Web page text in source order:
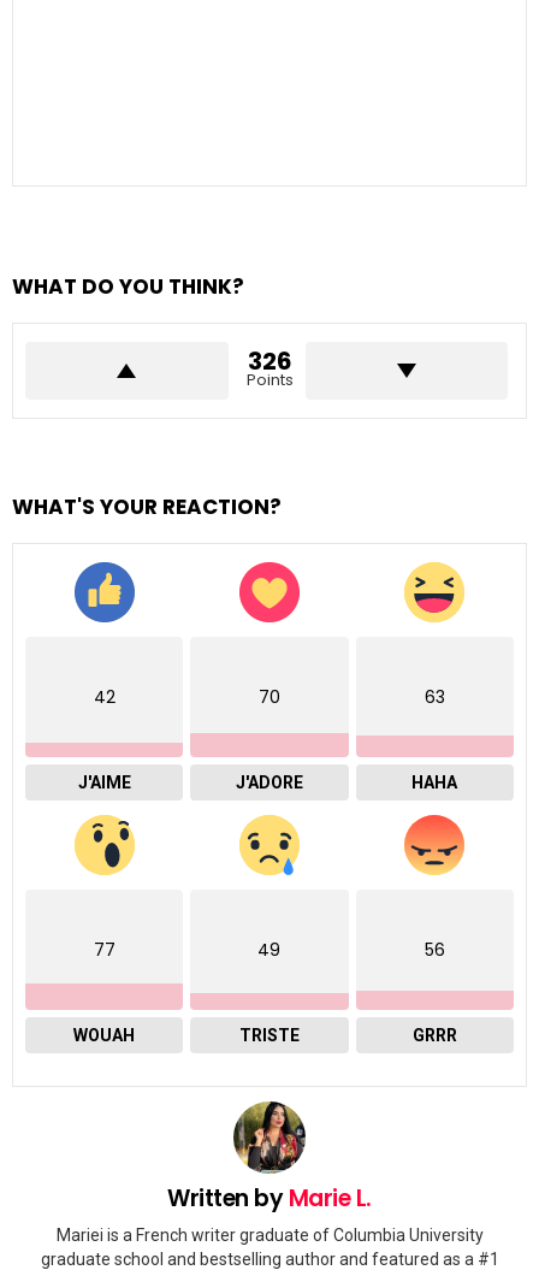
WHAT DO YOU THINK?
326
Points
WHAT'S YOUR REACTION?
42
J'AIME
70
J'ADORE
63
HAHA
77
WOUAH
49
TRISTE
56
GRRR
Written byMarie L.
Mariei is a French writer graduate of Columbia University
graduate school and bestselling author and featured as a #1